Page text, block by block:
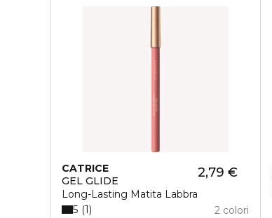
CATRICE
GEL GLIDE
Long-Lasting Matita Labbra
2,79 €
2 colori
5 1